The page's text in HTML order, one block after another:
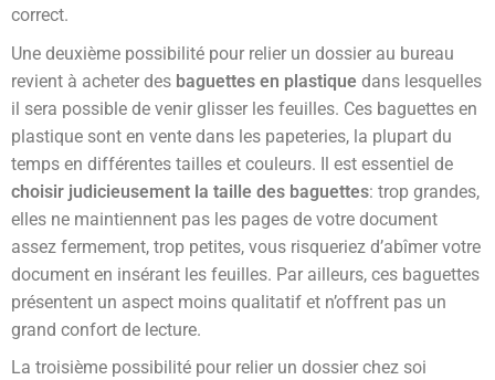
correct.
Une deuxième possibilité pour relier un dossier au bureau
revient à acheter des baguettes en plastique dans lesquelles
il sera possible de venir glisser les feuilles. Ces baguettes en
plastique sont en vente dans les papeteries, la plupart du
temps en différentes tailles et couleurs. Il est essentiel de
choisir judicieusement la taille des baguettes: trop grandes,
elles ne maintiennent pas les pages de votre document
assez fermement, trop petites, vous risqueriez d’abîmer votre
document en insérant les feuilles. Par ailleurs, ces baguettes
présentent un aspect moins qualitatif et n’offrent pas un
grand confort de lecture.
La troisième possibilité pour relier un dossier chez soi